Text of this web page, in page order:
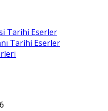
Tarihi Eserler
Tarihi Eserler